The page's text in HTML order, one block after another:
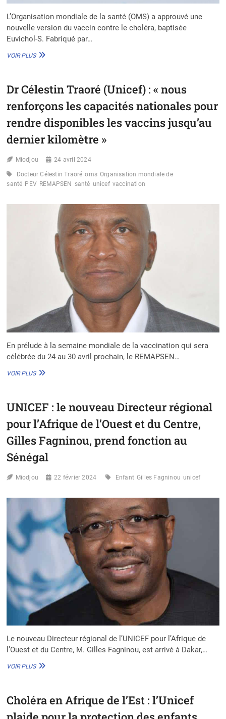
L’Organisation mondiale de la santé (OMS) a approuvé une
nouvelle version du vaccin contre le choléra, baptisée
Euvichol-S. Fabriqué par…
VOIR PLUSLUTTE
APPROUVE
UNE
NOUVELLE
ITÉRATION
DU
Dr Célestin Traoré (Unicef) : « nous
renforçons les capacités nationales pour
rendre disponibles les vaccins jusqu’au
dernier kilomètre »
Miodjou 24 avril 2024
Docteur Célestin Traoré oms Organisation mondiale de
santé PEV REMAPSEN santé unicef vaccination
En prélude à la semaine mondiale de la vaccination qui sera
célébrée du 24 au 30 avril prochain, le REMAPSEN…
VOIR PLUSDR
NOUS
RENFORÇONS
LES
CAPACITÉS
NATIONALES
RENDRE
LES
JUSQU’AU
DERNIER
KILOMÈTRE »
UNICEF : le nouveau Directeur régional
pour l’Afrique de l’Ouest et du Centre,
Gilles Fagninou, prend fonction au
Sénégal
Miodjou 22 février 2024 Enfant Gilles Fagninou unicef
Le nouveau Directeur régional de l’UNICEF pour l’Afrique de
l’Ouest et du Centre, M. Gilles Fagninou, est arrivé à Dakar,…
VOIR PLUSUNICEF
DIRECTEUR
Choléra en Afrique de l’Est : l’Unicef